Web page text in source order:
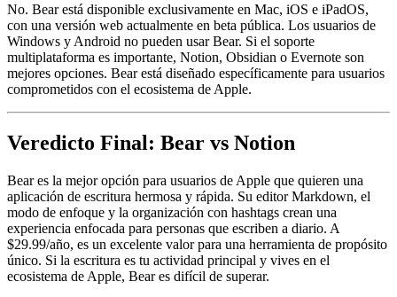
No. Bear está disponible exclusivamente en Mac, iOS e iPadOS,
con una versión web actualmente en beta pública. Los usuarios de
Windows y Android no pueden usar Bear. Si el soporte
multiplataforma es importante, Notion, Obsidian o Evernote son
mejores opciones. Bear está diseñado específicamente para usuarios
comprometidos con el ecosistema de Apple.
Veredicto Final: Bear vs Notion
Bear es la mejor opción para usuarios de Apple que quieren una
aplicación de escritura hermosa y rápida. Su editor Markdown, el
modo de enfoque y la organización con hashtags crean una
experiencia enfocada para personas que escriben a diario. A
$29.99/año, es un excelente valor para una herramienta de propósito
único. Si la escritura es tu actividad principal y vives en el
ecosistema de Apple, Bear es difícil de superar.